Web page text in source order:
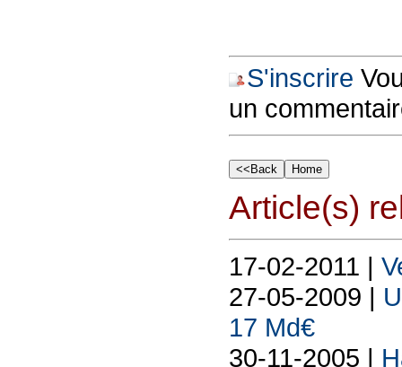
S'inscrire
un
Article(s)
17-02-2011 |
27-05-2009 |
17 Md€
30-11-2005 |